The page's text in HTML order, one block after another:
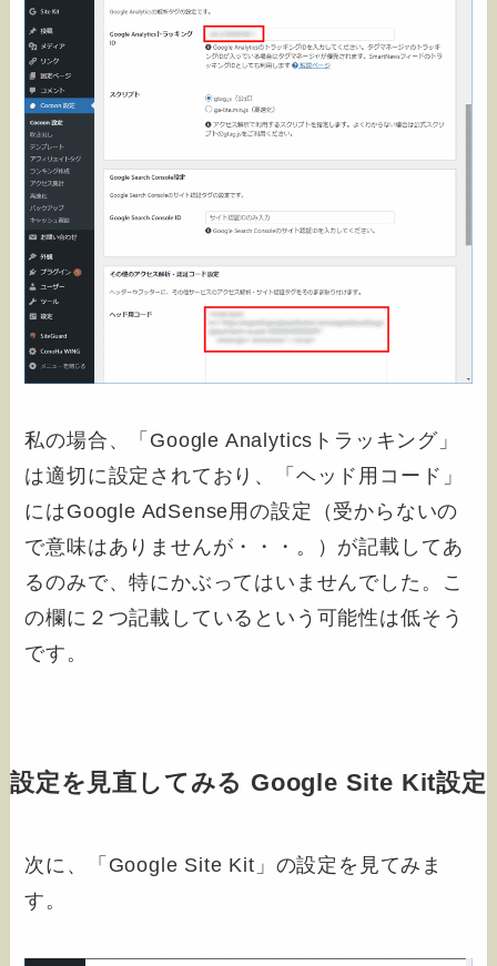
私の場合、「Google Analyticsトラッキング」
は適切に設定されており、「ヘッド用コード」
にはGoogle AdSense用の設定（受からないの
で意味はありませんが・・・。）が記載してあ
るのみで、特にかぶってはいませんでした。こ
の欄に２つ記載しているという可能性は低そう
です。
設定を見直してみる Google Site Kit設定
次に、「Google Site Kit」の設定を見てみま
す。